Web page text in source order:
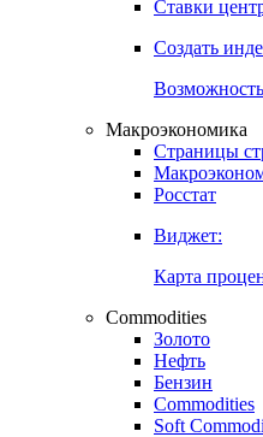
Ставки
Создать
Макроэкономика
Страницы
Росстат
Виджет:
Карта
Commodities
Золото
Нефть
Бензин
Commodities
Soft